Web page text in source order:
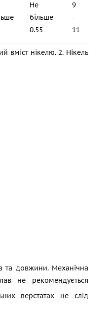
Не
більше
0.55
9
-
11
вміст нікелю. 2. Нікель
та довжини. Механічна
не рекомендується
верстатах не слід